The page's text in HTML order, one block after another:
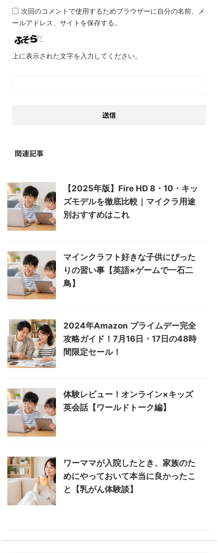
次回のコメントで使用するためブラウザーに自分の名前、メ
ールアドレス、サイトを保存する。
上に表示された文字を入力してください。
関連記事
【2025年版】Fire HD 8・10・キッ
ズモデルを徹底比較｜マイクラ用途
別おすすめはこれ
マインクラフト好きな子供にぴった
りの習い事【英語×ゲームで一石二
鳥】
2024年Amazon プライムデー完全
攻略ガイド！7月16日・17日の48時
間限定セール！
体験レビュー！オンライン×キッズ
英会話【ワールドトーク編】
ワーママが入院したとき、家族のた
めにやっておいて本当に良かったこ
と【乳がん体験談】